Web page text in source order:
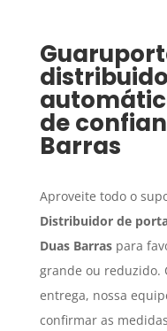
de
Barras
Aproveite todo o
Distribuidor de
Duas Barraspara
grande ou reduzido.
entrega, nossa
confirmar as